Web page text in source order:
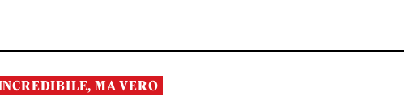
MA VERO